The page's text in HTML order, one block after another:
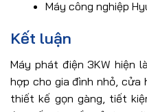
Máy công nghiệp
Kết luận
Máy phát điện 3KW hiện
hợp cho gia đình nhỏ, cửa
thiết kế gọn gàng, tiết